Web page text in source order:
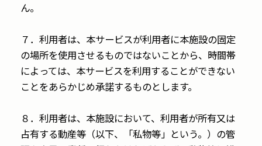
ん。
７．利用者は、本サービスが利用者に本施設の固定
の場所を使用させるものではないことから、時間帯
によっては、本サービスを利用することができない
ことをあらかじめ承諾するものとします。
８．利用者は、本施設において、利用者が所有又は
占有する動産等（以下、「私物等」という。）の管